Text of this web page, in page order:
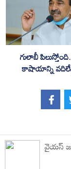
గులాబీ
కాషాయాన్ని
వైయస్